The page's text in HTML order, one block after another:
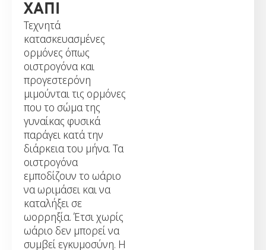
ΧΑΠΙ
Τεχνητά
κατασκευασμένες
ορμόνες όπως
οιστρογόνα και
προγεστερόνη
μιμούνται τις ορμόνες
που το σώμα της
γυναίκας φυσικά
παράγει κατά την
διάρκεια του μήνα. Τα
οιστρογόνα
εμποδίζουν το ωάριο
να ωριμάσει και να
καταλήξει σε
ωορρηξία. Έτσι χωρίς
ωάριο δεν μπορεί να
συμβεί εγκυμοσύνη. Η